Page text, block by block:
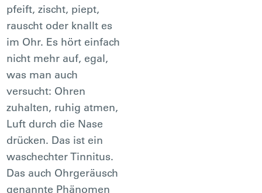
pfeift, zischt, piept,
rauscht oder knallt es
im Ohr. Es hört einfach
nicht mehr auf, egal,
was man auch
versucht: Ohren
zuhalten, ruhig atmen,
Luft durch die Nase
drücken. Das ist ein
waschechter Tinnitus.
Das auch Ohrgeräusch
genannte Phänomen